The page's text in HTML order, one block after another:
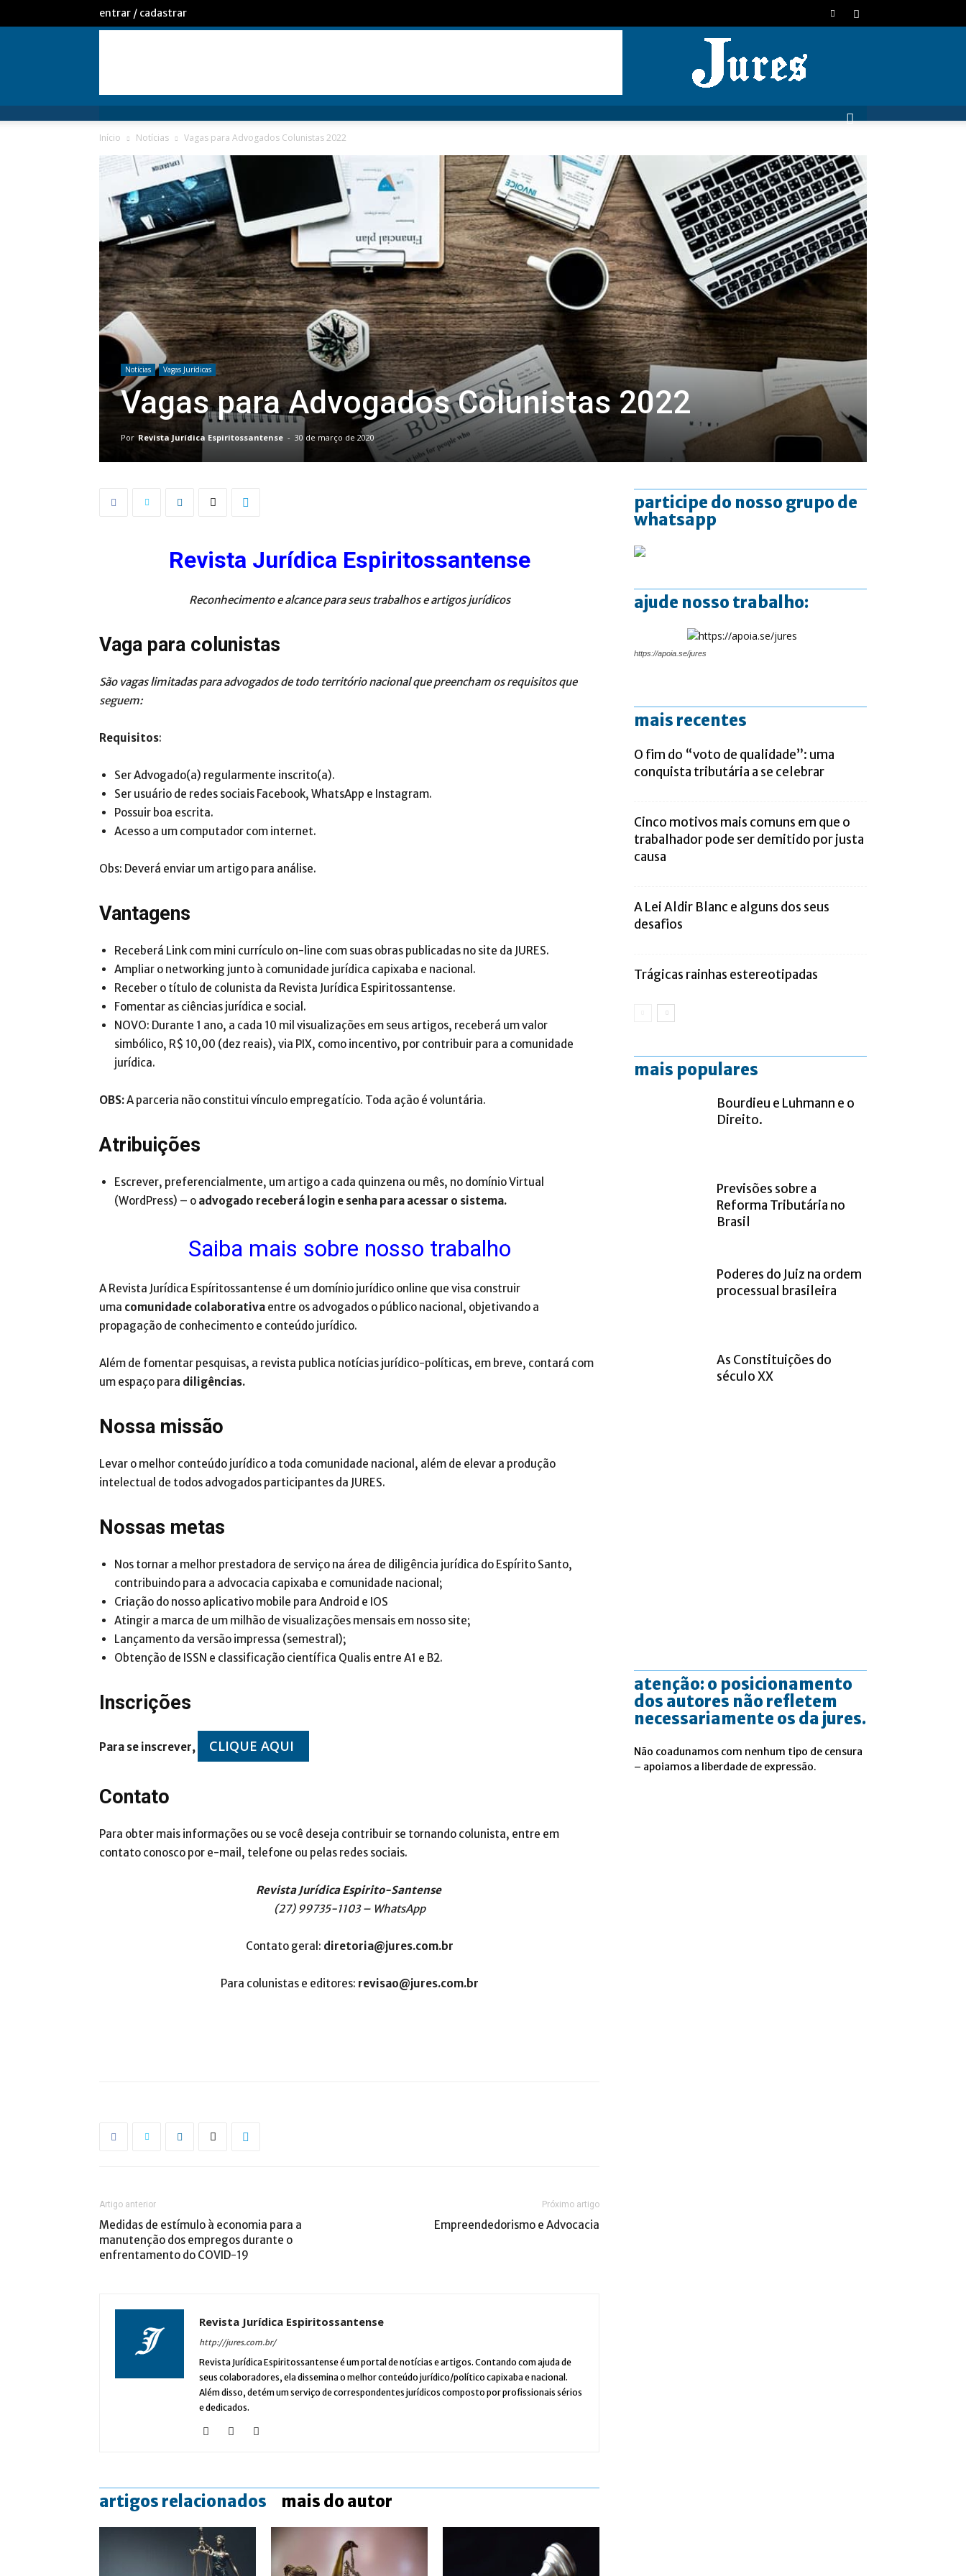
entrar / cadastrar
Início Notícias Vagas para Advogados Colunistas 2022
Notícias Vagas Jurídicas
Vagas para Advogados Colunistas 2022
Por Revista Jurídica Espiritossantense - 30 de março de 2020
Revista Jurídica Espiritossantense
Reconhecimento e alcance para seus trabalhos e artigos jurídicos
Vaga para colunistas
São vagas limitadas para advogados de todo território nacional que preencham os requisitos que
seguem:
Requisitos:
Ser Advogado(a) regularmente inscrito(a).
Ser usuário de redes sociais Facebook, WhatsApp e Instagram.
Possuir boa escrita.
Acesso a um computador com internet.
Obs: Deverá enviar um artigo para análise.
Vantagens
Receberá Link com mini currículo on-line com suas obras publicadas no site da JURES.
Ampliar o networking junto à comunidade jurídica capixaba e nacional.
Receber o título de colunista da Revista Jurídica Espiritossantense.
Fomentar as ciências jurídica e social.
NOVO: Durante 1 ano, a cada 10 mil visualizações em seus artigos, receberá um valor
simbólico, R$ 10,00 (dez reais), via PIX, como incentivo, por contribuir para a comunidade
jurídica.
OBS:A parceria não constitui vínculo empregatício. Toda ação é voluntária.
Atribuições
Escrever, preferencialmente, um artigo a cada quinzena ou mês, no domínio Virtual
(WordPress) – o advogado receberá login e senha para acessar o sistema.
Saiba mais sobre nosso trabalho
A Revista Jurídica Espíritossantense é um domínio jurídico online que visa construir
uma comunidade colaborativa entre os advogados o público nacional, objetivando a
propagação de conhecimento e conteúdo jurídico.
Além de fomentar pesquisas, a revista publica notícias jurídico-políticas, em breve, contará com
um espaço para diligências.
Nossa missão
Levar o melhor conteúdo jurídico a toda comunidade nacional, além de elevar a produção
intelectual de todos advogados participantes da JURES.
Nossas metas
Nos tornar a melhor prestadora de serviço na área de diligência jurídica do Espírito Santo,
contribuindo para a advocacia capixaba e comunidade nacional;
Criação do nosso aplicativo mobile para Android e IOS
Atingir a marca de um milhão de visualizações mensais em nosso site;
Lançamento da versão impressa (semestral);
Obtenção de ISSN e classificação científica Qualis entre A1 e B2.
Inscrições
Para se inscrever, CLIQUE AQUI
Contato
Para obter mais informações ou se você deseja contribuir se tornando colunista, entre em
contato conosco por e-mail, telefone ou pelas redes sociais.
Revista Jurídica Espirito-Santense
(27) 99735-1103 – WhatsApp
Contato geral: diretoria@jures.com.br
Para colunistas e editores: revisao@jures.com.br
Artigo anterior
Medidas de estímulo à economia para a
manutenção dos empregos durante o
enfrentamento do COVID-19
Próximo artigo
Empreendedorismo e Advocacia
Revista Jurídica Espiritossantense
http://jures.com.br/
Revista Jurídica Espiritossantense é um portal de notícias e artigos. Contando com ajuda de
seus colaboradores, ela dissemina o melhor conteúdo jurídico/político capixaba e nacional.
Além disso, detém um serviço de correspondentes jurídicos composto por profissionais sérios
e dedicados.
artigos relacionados mais do autor
participe do nosso grupo de
whatsapp
ajude nosso trabalho:
https://apoia.se/jures
mais recentes
O fim do “voto de qualidade”: uma
conquista tributária a se celebrar
Cinco motivos mais comuns em que o
trabalhador pode ser demitido por justa
causa
A Lei Aldir Blanc e alguns dos seus
desafios
Trágicas rainhas estereotipadas
mais populares
Bourdieu e Luhmann e o
Direito.
Previsões sobre a
Reforma Tributária no
Brasil
Poderes do Juiz na ordem
processual brasileira
As Constituições do
século XX
atenção: o posicionamento
dos autores não refletem
necessariamente os da jures.
Não coadunamos com nenhum tipo de censura
– apoiamos a liberdade de expressão.